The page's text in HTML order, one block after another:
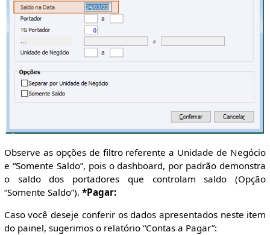
Observe as opções de filtro referente a Unidade de Negócio
e “Somente Saldo”, pois o dashboard, por padrão demonstra
o saldo dos portadores que controlam saldo (Opção
“Somente Saldo”). *Pagar:
Caso você deseje conferir os dados apresentados neste item
do painel, sugerimos o relatório “Contas a Pagar”: